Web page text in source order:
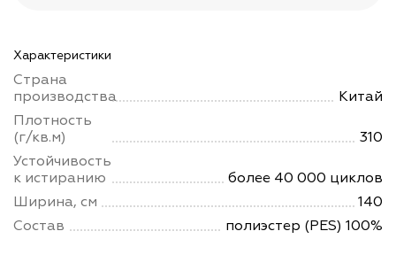
Характеристики
Страна
производства
Китай
Плотность
(г/кв.м)
310
Устойчивость
к истиранию
более 40 000 циклов
Ширина, см
140
Состав
полиэстер (PES) 100%